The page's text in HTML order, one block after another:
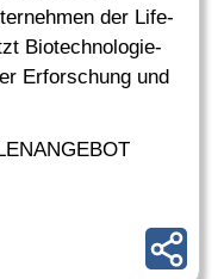
der Life-
Biotechnologie-
Erforschung und